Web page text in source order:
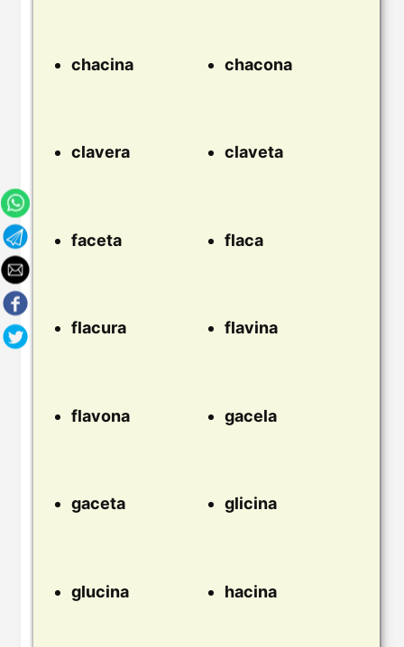
chacina chacona
clavera claveta
faceta flaca
flacura flavina
flavona gacela
gaceta glicina
glucina hacina